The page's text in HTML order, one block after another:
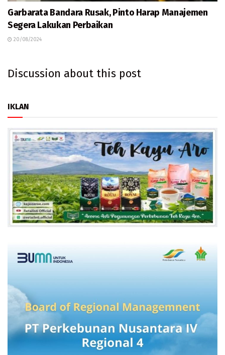
Garbarata Bandara Rusak, Pinto Harap Manajemen
Segera Lakukan Perbaikan
20/08/2024
Discussion about this post
IKLAN